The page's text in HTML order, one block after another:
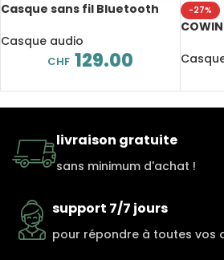
Casque sans fil Bluetooth
microphone, léger, stop-
bruit actif, 20 heures
d’autonomie
Casque audio
CHF 129.00
-27%
avec
livraison gratuite
sans minimum d'achat !
support 7/7 jours
pour répondre à toutes vos